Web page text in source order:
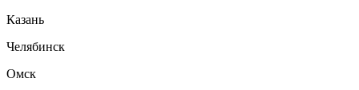
Казань
Челябинск
Омск